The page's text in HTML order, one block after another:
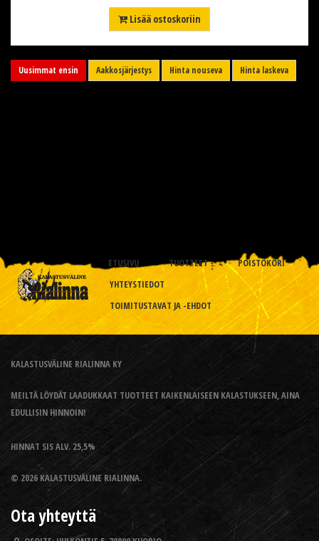
Lisää ostoskoriin
Uusimmat ensin Aakkosjärjestys Hinta nouseva Hinta laskeva
ETUSIVU TUOTTEET
POISTOKORI
YHTEYSTIEDOT
TOIMITUSTAVAT JA -EHDOT
KALASTUSVÄLINE RIALINNA KY
MEILTÄ LÖYDÄT LAADUKKAAT TUOTTEET KAIKENLAISEEN KALASTUKSEEN, AINA
EDULLISIN HINNOIN!
HINNAT SIS ALV. 25,5%
© 2026 KALASTUSVÄLINE RIALINNA.
Ota yhteyttä